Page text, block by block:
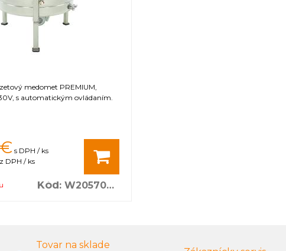
medomet PREMIUM,
s automatickým ovládaním.
s DPH / ks
DPH / ks
Kód:W20570B_P
Tovar na sklade